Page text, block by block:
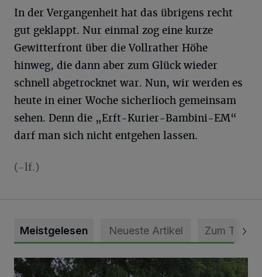
In der Vergangenheit hat das übrigens recht
gut geklappt. Nur einmal zog eine kurze
Gewitterfront über die Vollrather Höhe
hinweg, die dann aber zum Glück wieder
schnell abgetrocknet war. Nun, wir werden es
heute in einer Woche sicherlioch gemeinsam
sehen. Denn die „Erft-Kurier-Bambini-EM“
darf man sich nicht entgehen lassen.
(-lf.)
Meistgelesen Neueste Artikel Zum Thema
Pünktlich zum Schützenfest den Weg zum Festzelt